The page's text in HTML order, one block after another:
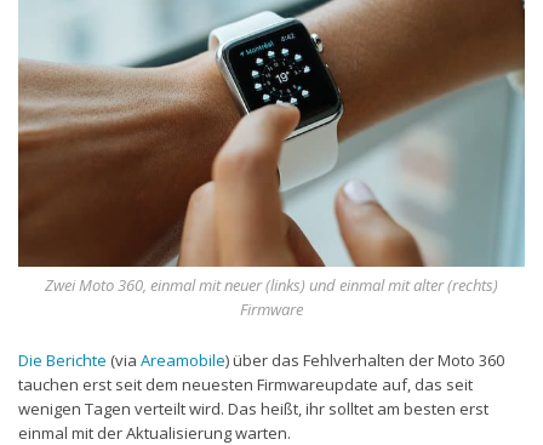
Mobilfunk-Tarifrechner
Flatrate-Datentarife
Zwei Moto 360, einmal mit neuer (links) und einmal mit alter (rechts)
Firmware
Die Berichte (via Areamobile) über das Fehlverhalten der Moto 360
tauchen erst seit dem neuesten Firmwareupdate auf, das seit
wenigen Tagen verteilt wird. Das heißt, ihr solltet am besten erst
einmal mit der Aktualisierung warten.